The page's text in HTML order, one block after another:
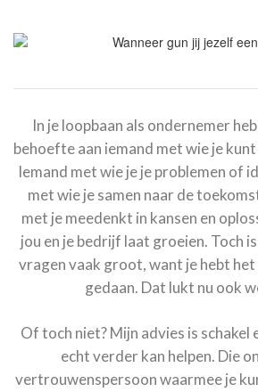
In je loopbaan als ondernemer
behoefte aan iemand met wie je
Iemand met wie je je problemen of
met wie je samen naar de
met je meedenkt in kansen en
jou en je bedrijf laat groeien. Toch
vragen vaak groot, want je hebt
gedaan. Dat lukt nu ook
Of toch niet? Mijn advies is schakel
echt verder kan helpen. Die
vertrouwenspersoon waarmee je